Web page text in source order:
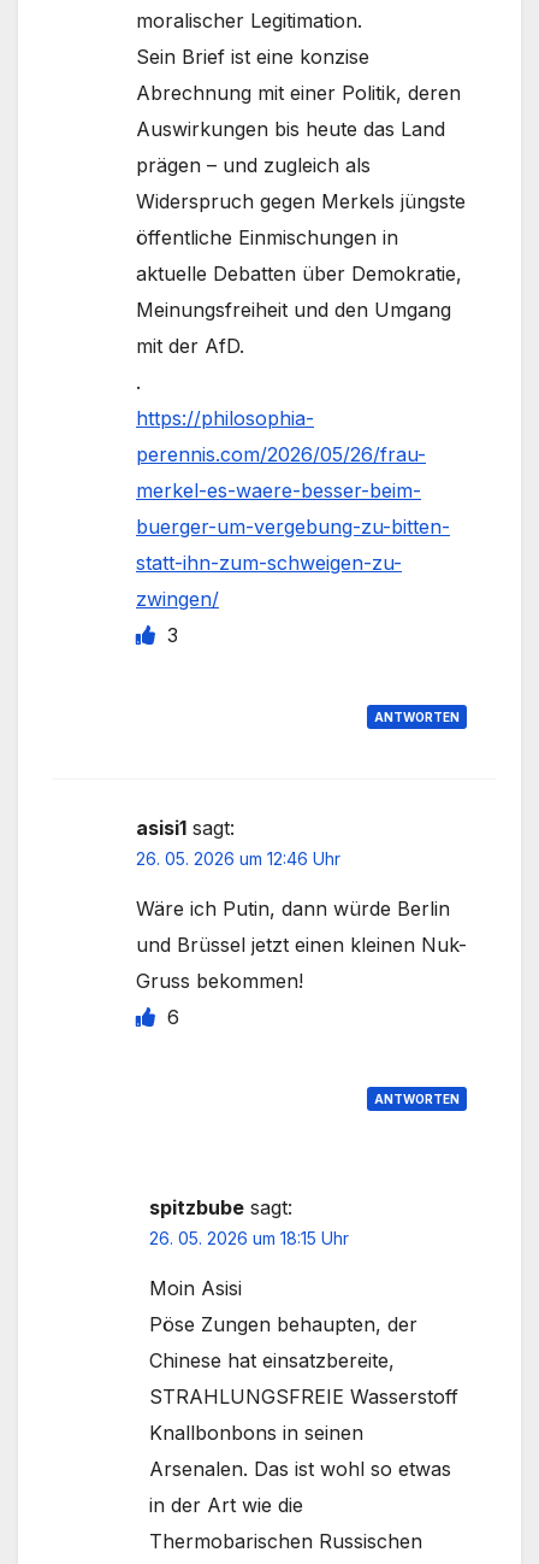
moralischer Legitimation.
Sein Brief ist eine konzise
Abrechnung mit einer Politik, deren
Auswirkungen bis heute das Land
prägen – und zugleich als
Widerspruch gegen Merkels jüngste
öffentliche Einmischungen in
aktuelle Debatten über Demokratie,
Meinungsfreiheit und den Umgang
mit der AfD.
.
https://philosophia-
perennis.com/2026/05/26/frau-
merkel-es-waere-besser-beim-
buerger-um-vergebung-zu-bitten-
statt-ihn-zum-schweigen-zu-
zwingen/
3
ANTWORTEN
asisi1 sagt:
26. 05. 2026 um 12:46 Uhr
Wäre ich Putin, dann würde Berlin
und Brüssel jetzt einen kleinen Nuk-
Gruss bekommen!
6
ANTWORTEN
spitzbube sagt:
26. 05. 2026 um 18:15 Uhr
Moin Asisi
Pöse Zungen behaupten, der
Chinese hat einsatzbereite,
STRAHLUNGSFREIE Wasserstoff
Knallbonbons in seinen
Arsenalen. Das ist wohl so etwas
in der Art wie die
Thermobarischen Russischen